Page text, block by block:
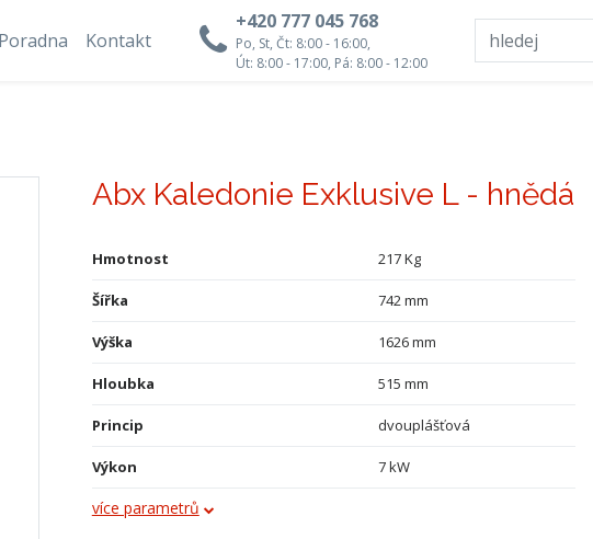
+420 777 045 768
Po, St, Čt: 8:00 - 16:00,
Út: 8:00 - 17:00, Pá: 8:00 - 12:00
Poradna Kontakt
Abx Kaledonie Exklusive L - hnědá
Hmotnost 217 Kg
Šířka 742 mm
Výška 1626 mm
Hloubka 515 mm
Princip dvouplášťová
Výkon 7 kW
Obklad
více parametrů